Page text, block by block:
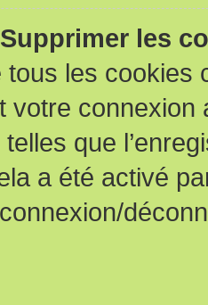
les
tous les cookies
votre
que
a été activé